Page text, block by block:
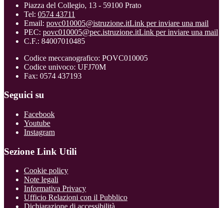
Piazza del Collegio, 13 - 59100 Prato
Tel: 0574 43711
Email: povc010005@istruzione.itLink per inviare una mail
PEC: povc010005@pec.istruzione.itLink per inviare una mail
C.F.: 84007010485
Codice meccanografico: POVC010005
Codice univoco: UFJ70M
Fax: 0574 437193
Seguici su
Facebook
Youtube
Instagram
Sezione Link Utili
Cookie policy
Note legali
Informativa Privacy
Ufficio Relazioni con il Pubblico